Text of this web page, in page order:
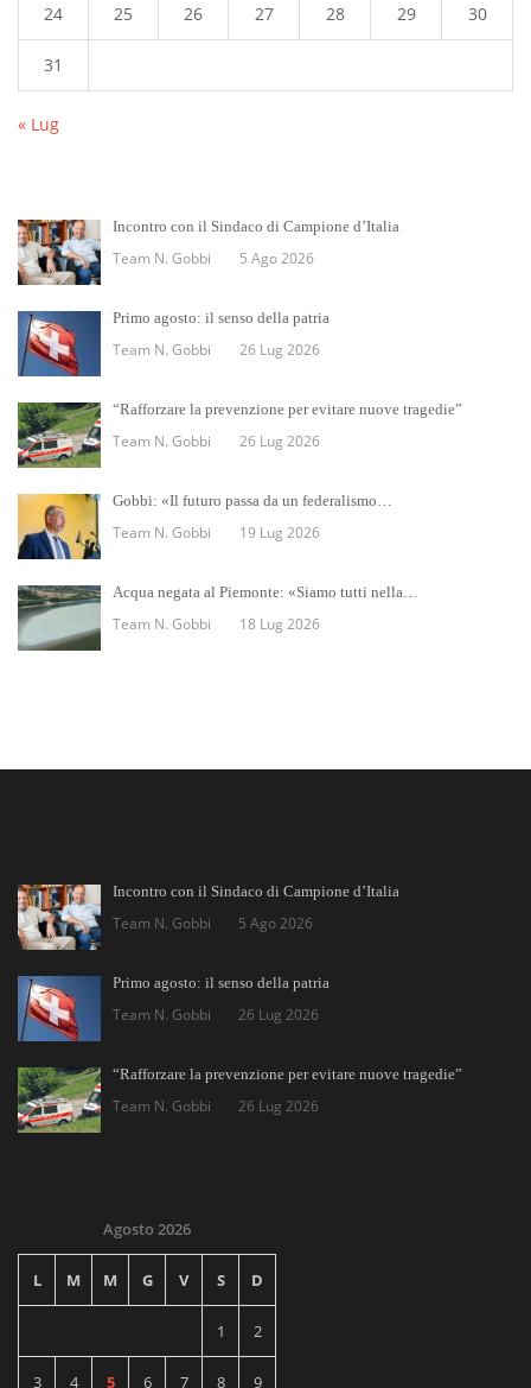
24 25 26 27 28 29 30
31
« Lug
Incontro con il Sindaco di Campione d’Italia
Team N. Gobbi 5 Ago 2026
Primo agosto: il senso della patria
Team N. Gobbi 26 Lug 2026
“Rafforzare la prevenzione per evitare nuove tragedie”
Team N. Gobbi 26 Lug 2026
Gobbi: «Il futuro passa da un federalismo…
Team N. Gobbi 19 Lug 2026
Acqua negata al Piemonte: «Siamo tutti nella…
Team N. Gobbi 18 Lug 2026
Incontro con il Sindaco di Campione d’Italia
Team N. Gobbi 5 Ago 2026
Primo agosto: il senso della patria
Team N. Gobbi 26 Lug 2026
“Rafforzare la prevenzione per evitare nuove tragedie”
Team N. Gobbi 26 Lug 2026
Agosto 2026
L M M G V S D
1 2
3 4 5 6 7 8 9